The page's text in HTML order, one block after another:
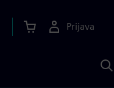
Prijava